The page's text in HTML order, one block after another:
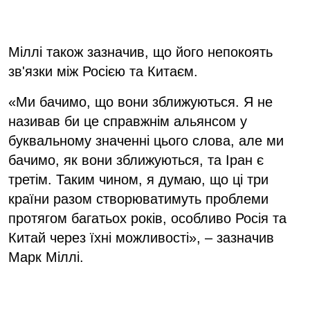
Міллі також зазначив, що його непокоять
зв'язки між Росією та Китаєм.
«Ми бачимо, що вони зближуються. Я не
називав би це справжнім альянсом у
буквальному значенні цього слова, але ми
бачимо, як вони зближуються, та Іран є
третім. Таким чином, я думаю, що ці три
країни разом створюватимуть проблеми
протягом багатьох років, особливо Росія та
Китай через їхні можливості», – зазначив
Марк Міллі.